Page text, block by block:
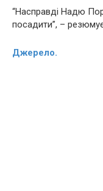
“Насправді Надю
посадити”, –
Джерело.